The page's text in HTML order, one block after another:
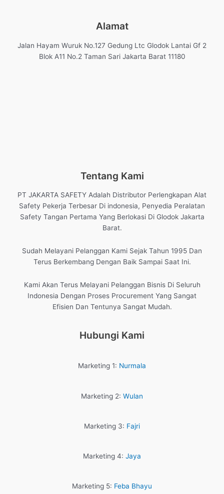
Alamat
Jalan Hayam Wuruk No.127 Gedung Ltc Glodok Lantai Gf 2
Blok A11 No.2 Taman Sari Jakarta Barat 11180
Tentang Kami
PT JAKARTA SAFETY Adalah Distributor Perlengkapan Alat
Safety Pekerja Terbesar Di indonesia, Penyedia Peralatan
Safety Tangan Pertama Yang Berlokasi Di Glodok Jakarta
Barat.
Sudah Melayani Pelanggan Kami Sejak Tahun 1995 Dan
Terus Berkembang Dengan Baik Sampai Saat Ini.
Kami Akan Terus Melayani Pelanggan Bisnis Di Seluruh
Indonesia Dengan Proses Procurement Yang Sangat
Efisien Dan Tentunya Sangat Mudah.
Hubungi Kami
Marketing 1: Nurmala
Marketing 2: Wulan
Marketing 3: Fajri
Marketing 4: Jaya
Marketing 5: Feba Bhayu